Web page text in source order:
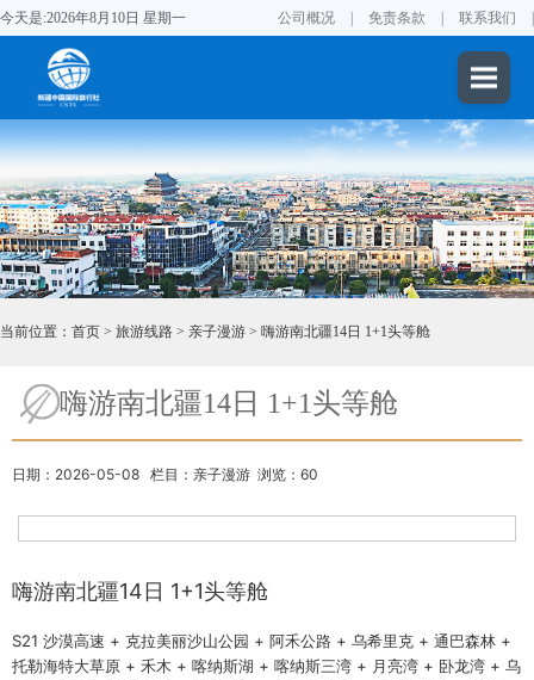
今天是:2026年8月10日 星期一 公司概况 免责条款 联系我们
当前位置： 首页 > 旅游线路 > 亲子漫游 > 嗨游南北疆14日 1+1头等舱
嗨游南北疆14日 1+1头等舱
日期：2026-05-08 栏目：亲子漫游 浏览：60
嗨游南北疆14日 1+1头等舱
S21 沙漠高速 + 克拉美丽沙山公园 + 阿禾公路 + 乌希里克 + 通巴森林 +
托勒海特大草原 + 禾木 + 喀纳斯湖 + 喀纳斯三湾 + 月亮湾 + 卧龙湾 + 乌